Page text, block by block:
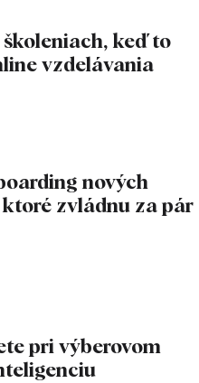
keď to
vzdelávania
nových
zvládnu za pár
pri výberovom